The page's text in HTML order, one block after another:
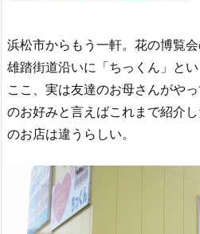
浜松市からもう一軒。花の博覧
雄踏街道沿いに「ちっくん」とい
ここ、実は友達のお母さんがや
のお好みと言えばこれまで紹介
のお店は違うらしい。